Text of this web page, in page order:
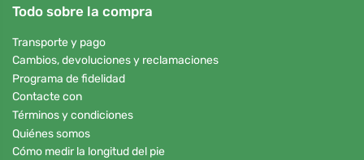
Todo sobre la compra
Transporte y pago
Cambios, devoluciones y reclamaciones
Programa de fidelidad
Contacte con
Términos y condiciones
Quiénes somos
Cómo medir la longitud del pie